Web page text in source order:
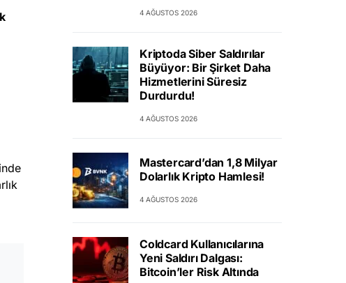
4 AĞUSTOS 2026
Kriptoda Siber Saldırılar
Büyüyor: Bir Şirket Daha
Hizmetlerini Süresiz
Durdurdu!
4 AĞUSTOS 2026
Mastercard’dan 1,8 Milyar
Dolarlık Kripto Hamlesi!
4 AĞUSTOS 2026
Coldcard Kullanıcılarına
Yeni Saldırı Dalgası:
Bitcoin’ler Risk Altında